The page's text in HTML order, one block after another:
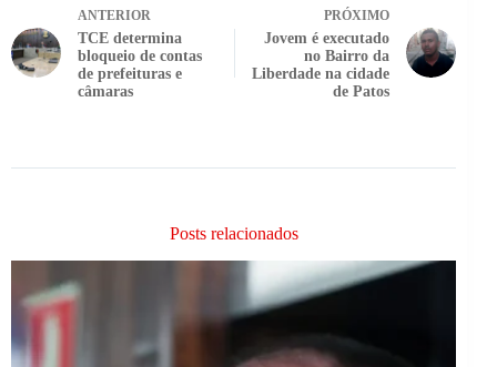
ANTERIOR
TCE determina
bloqueio de contas
de prefeituras e
câmaras
PRÓXIMO
Jovem é executado
no Bairro da
Liberdade na cidade
de Patos
Posts relacionados